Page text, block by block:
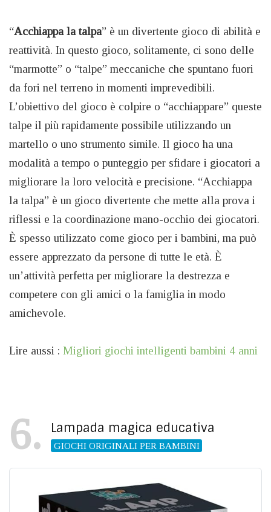
“Acchiappa la talpa” è un divertente gioco di abilità e
reattività. In questo gioco, solitamente, ci sono delle
“marmotte” o “talpe” meccaniche che spuntano fuori
da fori nel terreno in momenti imprevedibili.
L’obiettivo del gioco è colpire o “acchiappare” queste
talpe il più rapidamente possibile utilizzando un
martello o uno strumento simile. Il gioco ha una
modalità a tempo o punteggio per sfidare i giocatori a
migliorare la loro velocità e precisione. “Acchiappa
la talpa” è un gioco divertente che mette alla prova i
riflessi e la coordinazione mano-occhio dei giocatori.
È spesso utilizzato come gioco per i bambini, ma può
essere apprezzato da persone di tutte le età. È
un’attività perfetta per migliorare la destrezza e
competere con gli amici o la famiglia in modo
amichevole.
Lire aussi : Migliori giochi intelligenti bambini 4 anni
6 Lampada magica educativa
GIOCHI ORIGINALI PER BAMBINI